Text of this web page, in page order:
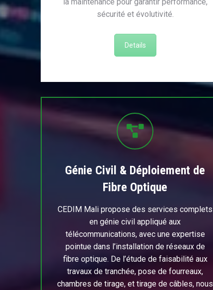
sécurité et évolutivité.
Details
Génie Civil & Déploiement de
Fibre Optique
CEDIM Mali propose des services complets
en génie civil appliqué aux
télécommunications, avec une expertise
pointue dans l’installation de réseaux de
fibre optique. De l’étude de faisabilité aux
travaux de tranchée, pose de fourreaux,
chambres de tirage, et tirage de câbles, nous